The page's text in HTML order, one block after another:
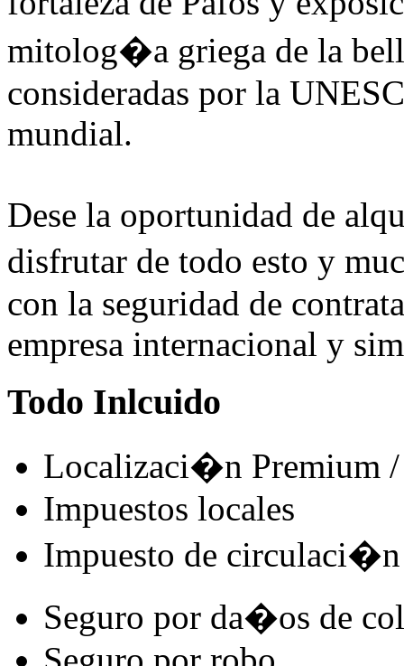
mitolog�a griega de la
consideradas por la
mundial.
Dese la oportunidad de
disfrutar de todo esto y
con la seguridad de
empresa internacional y
Todo Inlcuido
Localizaci�n Premium /
Impuestos locales
Impuesto de circulaci�n
Seguro por da�os de